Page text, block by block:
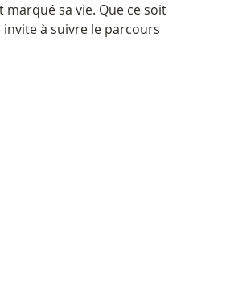
marqué sa vie. Que ce soit
à suivre le parcours